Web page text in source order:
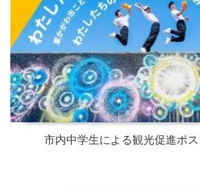
市内中学生による観光促進ポス